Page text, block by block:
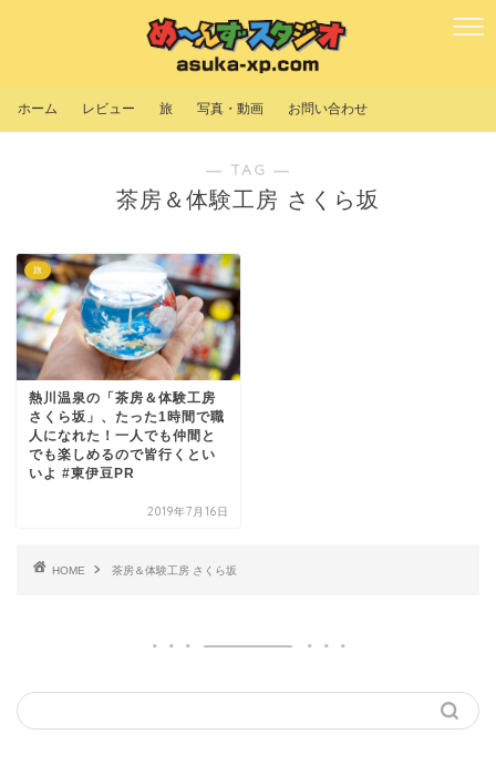
ホーム レビュー 旅 写真・動画 お問い合わせ
― TAG ―
茶房＆体験工房 さくら坂
旅
熱川温泉の「茶房＆体験工房
さくら坂」、たった1時間で職
人になれた！一人でも仲間と
でも楽しめるので皆行くとい
いよ #東伊豆PR
2019年7月16日
HOME 茶房＆体験工房 さくら坂